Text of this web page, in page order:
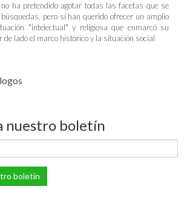
ha pretendido agotar todas las facetas que se
pero sí han querido ofrecer un amplio
"intelectual" y religiosa que enmarcó su
de lado el marco histórico y la situación social
nuestro boletín
boletín